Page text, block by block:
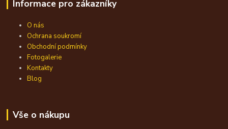
Informace pro zákazníky
O nás
Ochrana soukromí
Obchodní podmínky
Fotogalerie
Kontakty
Blog
Vše o nákupu